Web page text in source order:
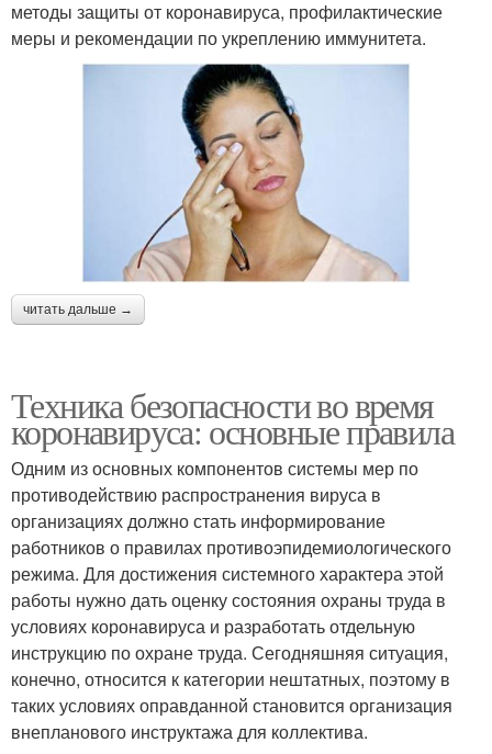
методы защиты от коронавируса, профилактические
меры и рекомендации по укреплению иммунитета.
читать дальше →
Техника безопасности во время
коронавируса: основные правила
Одним из основных компонентов системы мер по
противодействию распространения вируса в
организациях должно стать информирование
работников о правилах противоэпидемиологического
режима. Для достижения системного характера этой
работы нужно дать оценку состояния охраны труда в
условиях коронавируса и разработать отдельную
инструкцию по охране труда. Сегодняшняя ситуация,
конечно, относится к категории нештатных, поэтому в
таких условиях оправданной становится организация
внепланового инструктажа для коллектива.